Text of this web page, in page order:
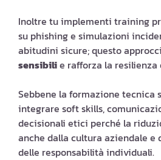
Inoltre tu implementi training
su phishing e simulazioni
abitudini sicure; questo
sensibilie rafforza la resilienza
Sebbene la formazione tecnica
integrare soft skills,
decisionali etici perché la
anche dalla cultura aziendale e
delle responsabilità individuali.